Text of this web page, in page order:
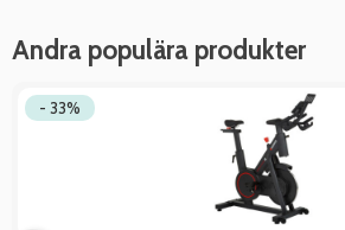
Andra populära produkter
- 33%